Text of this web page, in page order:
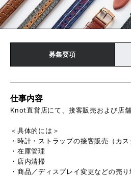
募集要項
仕事内容
Knot直営店にて、接客販売および店
＜具体的には＞
・時計・ストラップの接客販売（カス
・在庫管理
・店内清掃
・商品／ディスプレイ変更などの売り